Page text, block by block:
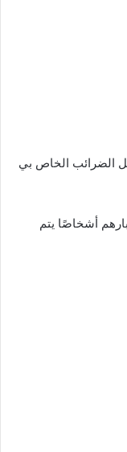
الضرائب الخاص بي
أشخاصًا يتم